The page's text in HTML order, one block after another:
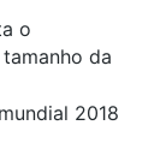
o
da
2018